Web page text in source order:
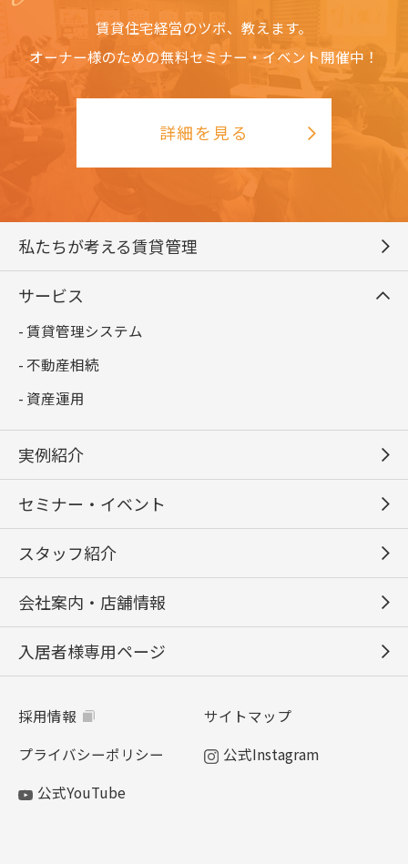
賃貸住宅経営のツボ、教えます。
オーナー様のための無料セミナー・イベント開催中！
詳細を見る
私たちが考える賃貸管理
サービス
- 賃貸管理システム
- 不動産相続
- 資産運用
実例紹介
セミナー・イベント
スタッフ紹介
会社案内・店舗情報
入居者様専用ページ
採用情報
サイトマップ
プライバシーポリシー
公式Instagram
公式YouTube